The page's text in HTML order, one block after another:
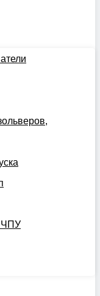
ЧПУ